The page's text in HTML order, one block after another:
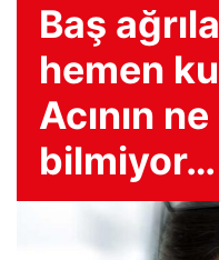
Baş
hemen
Acının
bilmiyor…